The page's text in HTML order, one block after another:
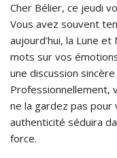
Cher Bélier, ce jeudi
Vous avez souvent
aujourd’hui, la Lune
mots sur vos
une discussion
Professionnellement,
ne la gardez pas pour
authenticité séduira
force.